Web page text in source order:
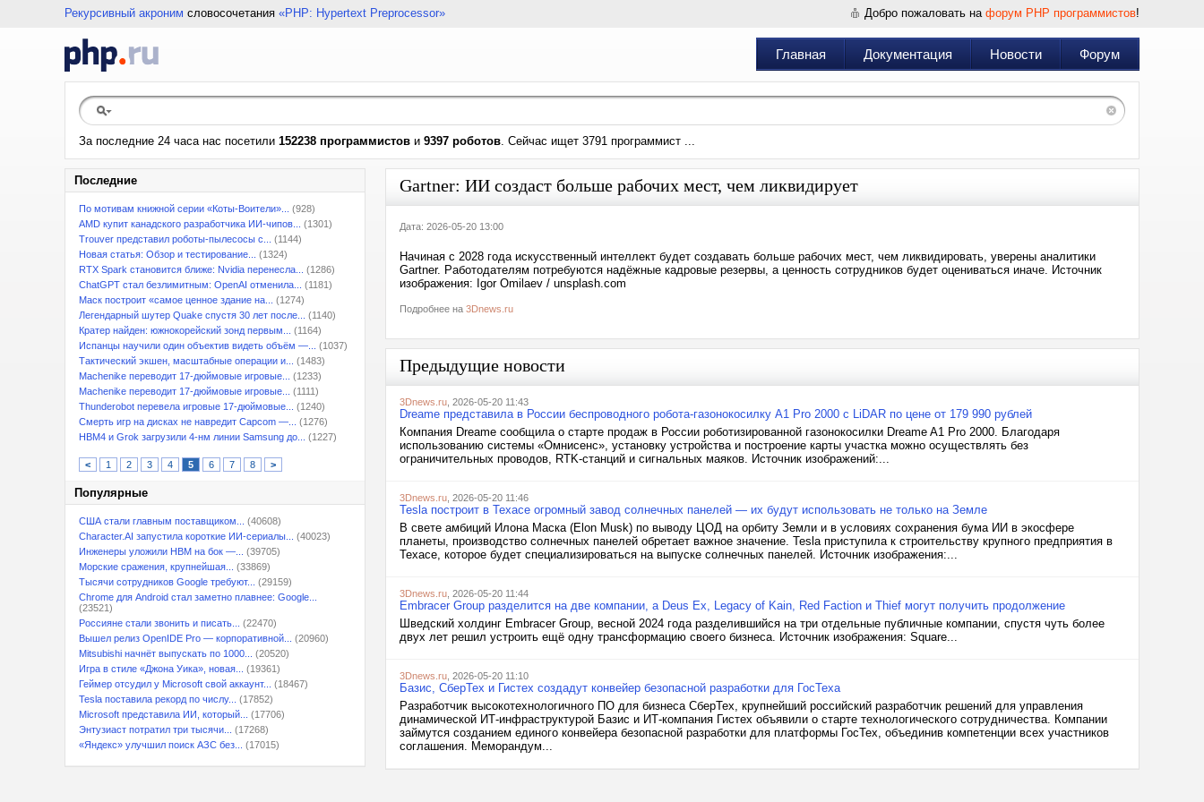
Рекурсивный акроним словосочетания «PHP: Hypertext Preprocessor» Добро пожаловать на форум PHP программистов!
Главная Документация Новости Форум
За последние 24 часа нас посетили 152238 программистов и 9397 роботов. Сейчас ищет 3791 программист ...
Последние
По мотивам книжной серии «Коты-Воители»...
(928)
AMD купит канадского разработчика ИИ-чипов...
(1301)
Trouver представил роботы-пылесосы с...
(1144)
Новая статья: Обзор и тестирование...
(1324)
RTX Spark становится ближе: Nvidia перенесла...
(1286)
ChatGPT стал безлимитным: OpenAI отменила...
(1181)
Маск построит «самое ценное здание на...
(1274)
Легендарный шутер Quake спустя 30 лет после...
(1140)
Кратер найден: южнокорейский зонд первым...
(1164)
Испанцы научили один объектив видеть объём —...
(1037)
Тактический экшен, масштабные операции и...
(1483)
Machenike переводит 17-дюймовые игровые...
(1233)
Machenike переводит 17-дюймовые игровые...
(1111)
Thunderobot перевела игровые 17-дюймовые...
(1240)
Смерть игр на дисках не навредит Capcom —...
(1276)
HBM4 и Grok загрузили 4-нм линии Samsung до...
(1227)
< 1 2 3 4 5 6 7 8 >
Популярные
США стали главным поставщиком...
(40608)
Character.AI запустила короткие ИИ-сериалы...
(40023)
Инженеры уложили HBM на бок —...
(39705)
Морские сражения, крупнейшая...
(33869)
Тысячи сотрудников Google требуют...
(29159)
Chrome для Android стал заметно плавнее: Google...
(23521)
Россияне стали звонить и писать...
(22470)
Вышел релиз OpenIDE Pro — корпоративной...
(20960)
Mitsubishi начнёт выпускать по 1000...
(20520)
Игра в стиле «Джона Уика», новая...
(19361)
Геймер отсудил у Microsoft свой аккаунт...
(18467)
Tesla поставила рекорд по числу...
(17852)
Microsoft представила ИИ, который...
(17706)
Энтузиаст потратил три тысячи...
(17268)
«Яндекс» улучшил поиск АЗС без...
(17015)
Gartner: ИИ создаст больше рабочих мест, чем ликвидирует
Дата: 2026-05-20 13:00
Начиная с 2028 года искусственный интеллект будет создавать больше рабочих мест, чем ликвидировать, уверены аналитики
Gartner. Работодателям потребуются надёжные кадровые резервы, а ценность сотрудников будет оцениваться иначе. Источник
изображения: Igor Omilaev / unsplash.com
Подробнее на 3Dnews.ru
Предыдущие новости
3Dnews.ru , 2026-05-20 11:43
Dreame представила в России беспроводного робота-газонокосилку A1 Pro 2000 с LiDAR по цене от 179 990 рублей
Компания Dreame сообщила о старте продаж в России роботизированной газонокосилки Dreame A1 Pro 2000. Благодаря
использованию системы «Омнисенс», установку устройства и построение карты участка можно осуществлять без
ограничительных проводов, RTK-станций и сигнальных маяков. Источник изображений:...
3Dnews.ru , 2026-05-20 11:46
Tesla построит в Техасе огромный завод солнечных панелей — их будут использовать не только на Земле
В свете амбиций Илона Маска (Elon Musk) по выводу ЦОД на орбиту Земли и в условиях сохранения бума ИИ в экосфере
планеты, производство солнечных панелей обретает важное значение. Tesla приступила к строительству крупного предприятия в
Техасе, которое будет специализироваться на выпуске солнечных панелей. Источник изображения:...
3Dnews.ru , 2026-05-20 11:44
Embracer Group разделится на две компании, а Deus Ex, Legacy of Kain, Red Faction и Thief могут получить продолжение
Шведский холдинг Embracer Group, весной 2024 года разделившийся на три отдельные публичные компании, спустя чуть более
двух лет решил устроить ещё одну трансформацию своего бизнеса. Источник изображения: Square...
3Dnews.ru , 2026-05-20 11:10
Базис, СберТех и Гистех создадут конвейер безопасной разработки для ГосТеха
Разработчик высокотехнологичного ПО для бизнеса СберТех, крупнейший российский разработчик решений для управления
динамической ИТ-инфраструктурой Базис и ИТ-компания Гистех объявили о старте технологического сотрудничества. Компании
займутся созданием единого конвейера безопасной разработки для платформы ГосТех, объединив компетенции всех участников
соглашения. Меморандум...